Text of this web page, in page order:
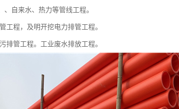
自来水、热力等管线工程。
工程，及明开挖电力排管工程。
排管工程。工业废水排放工程。